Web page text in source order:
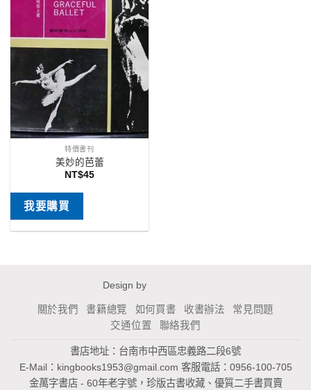
特價書刊
美妙的芭蕾
NT$45
我要購買
Design by
關於我們 書籍總覽 如何買書 收書辦法
常見問題
交通位置
聯絡我們
書店地址：台南市中西區忠義路二段6號
E-Mail： kingbooks1953@gmail.com 客服電話：0956-100-705
金萬字書店 - 60年老字號，珍版古書收藏、優質二手書買賣